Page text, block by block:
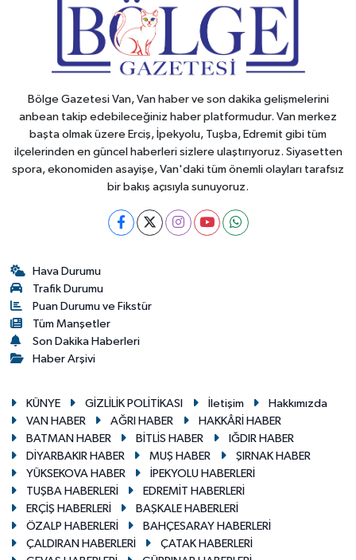
Bölge Gazetesi Van, Van haber ve son dakika gelişmelerini
anbean takip edebileceğiniz haber platformudur. Van merkez
başta olmak üzere Erciş, İpekyolu, Tuşba, Edremit gibi tüm
ilçelerinden en güncel haberleri sizlere ulaştırıyoruz. Siyasetten
spora, ekonomiden asayişe, Van'daki tüm önemli olayları tarafsız
bir bakış açısıyla sunuyoruz.
Hava Durumu
Trafik Durumu
Puan Durumu ve Fikstür
Tüm Manşetler
Son Dakika Haberleri
Haber Arşivi
KÜNYE GİZLİLİK POLİTİKASI İletişim
Hakkımızda
VAN HABER
AĞRI HABER
HAKKÂRİ HABER
BATMAN HABER
BİTLİS HABER
IĞDIR HABER
DİYARBAKIR HABER
MUŞ HABER
ŞIRNAK HABER
YÜKSEKOVA HABER
İPEKYOLU HABERLERİ
TUŞBA HABERLERİ
EDREMİT HABERLERİ
ERÇİŞ HABERLERİ
BAŞKALE HABERLERİ
ÖZALP HABERLERİ
BAHÇESARAY HABERLERİ
ÇALDIRAN HABERLERİ
ÇATAK HABERLERİ